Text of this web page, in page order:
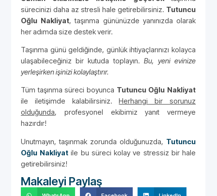
sürecinizi daha az stresli hale getirebilirsiniz. Tutuncu
Oğlu Nakliyat, taşınma gününüzde yanınızda olarak
her adımda size destek verir.
Taşınma günü geldiğinde, günlük ihtiyaçlarınızı kolayca
ulaşabileceğiniz bir kutuda toplayın. Bu, yeni evinize
yerleşirken işinizi kolaylaştırır.
Tüm taşınma süreci boyunca Tutuncu Oğlu Nakliyat
ile iletişimde kalabilirsiniz. Herhangi bir sorunuz
olduğunda, profesyonel ekibimiz yanıt vermeye
hazırdır!
Unutmayın, taşınmak zorunda olduğunuzda, Tutuncu
Oğlu Nakliyat ile bu süreci kolay ve stressiz bir hale
getirebilirsiniz!
Makaleyi Paylaş